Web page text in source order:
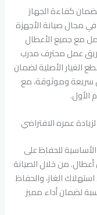
كفاءة الجهاز
في مجال صيانة الأجهزة
مع جميع الأعطال
عمل محترف مدرب
الغيار الأصلية لضمان
سريعة وموثوقة، مع
الأول.
عمره الافتراضي
للحفاظ على
من خلال الصيانة
الغاز، والحفاظ
لضمان أداء مميز